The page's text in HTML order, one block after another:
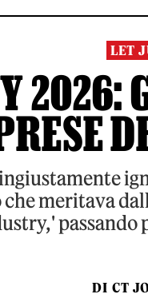
LET
2026:
meritava
DI CT